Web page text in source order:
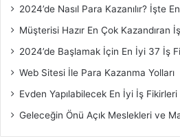
2024’de Nasıl Para Kazanılır? İşte
Müşterisi Hazır En Çok Kazandıran
2024’de Başlamak İçin En İyi 37 İş
Web Sitesi İle Para Kazanma Yolları
Evden Yapılabilecek En İyi İş Fikirleri
Geleceğin Önü Açık Meslekleri ve